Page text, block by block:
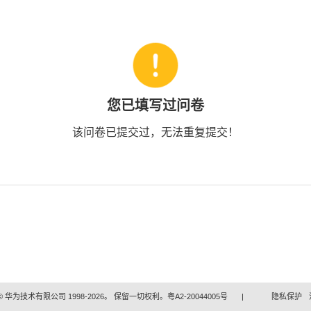
您已填写过问卷
该问卷已提交过，无法重复提交！
华为技术有限公司 1998-2026。 保留一切权利。粤A2-20044005号 | 隐私保护